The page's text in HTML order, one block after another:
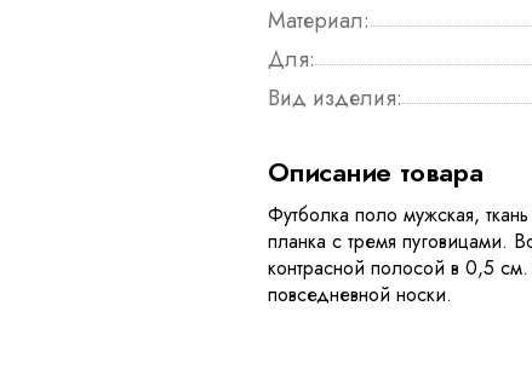
Материал:
Для:
Вид изделия:
Описание товара
Футболка поло мужская,
планка с тремя пуговицами.
контрасной полосой в 0,5
повседневной носки.